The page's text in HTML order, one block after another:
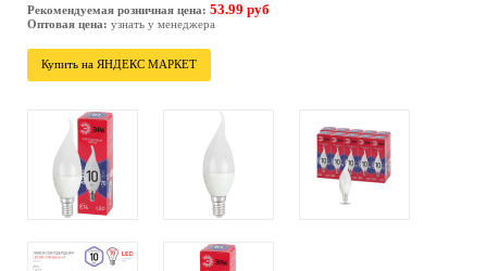
Рекомендуемая розничная цена: 53.99 руб
Оптовая цена: узнать у менеджера
Купить на ЯНДЕКС МАРКЕТ